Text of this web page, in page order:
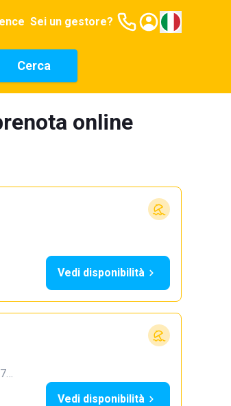
Sei un gestore?
Cerca
online
Vedi disponibilità
Vedi disponibilità